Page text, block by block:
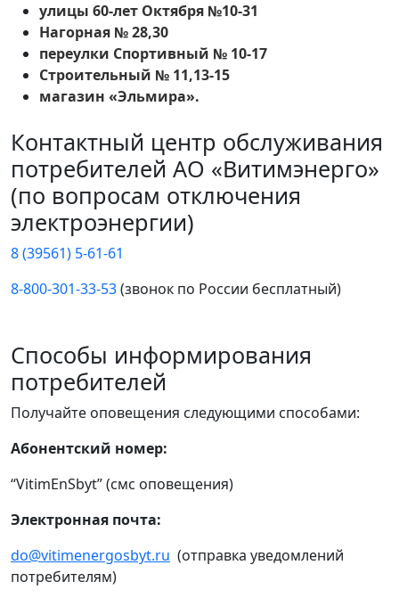
улицы 60-лет Октября №10-31
Нагорная № 28,30
переулки Спортивный № 10-17
Строительный № 11,13-15
магазин «Эльмира».
Контактный центр обслуживания
потребителей АО «Витимэнерго»
(по вопросам отключения
электроэнергии)
8 (39561) 5-61-61
8-800-301-33-53(звонок по России бесплатный)
Способы информирования
потребителей
Получайте оповещения следующими способами:
Абонентский номер:
“VitimEnSbyt” (смс оповещения)
Электронная почта:
do@vitimenergosbyt.ru (отправка уведомлений
потребителям)